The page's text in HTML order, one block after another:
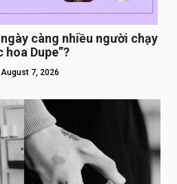
càng nhiều người chạy
Dupe”?
August 7, 2026